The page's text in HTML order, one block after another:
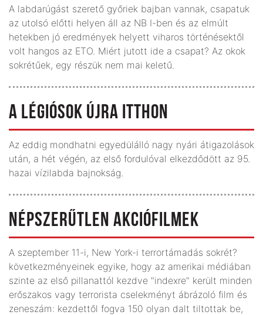
A labdarúgást szerető győriek bajban vannak, csapatuk
az utolsó előtti helyen áll az NB I-ben és az elmúlt
hetekben jó eredmények helyett viharos történésektől
volt hangos az ETO. Miért jutott ide a csapat? Az okok
sokrétűek, egy részük nem mai keletű.
A LÉGIÓSOK ÚJRA ITTHON
Az eddig mondhatni egyedülálló nagy nyári átigazolások
után, a hét végén, az első fordulóval elkezdődött az 95.
hazai vízilabda bajnokság.
NÉPSZERŰTLEN AKCIÓFILMEK
A szeptember 11-i, New York-i terrortámadás sokrét?
következményeinek egyike, hogy az amerikai médiában
szinte az első pillanattól kezdve "indexre" került minden
erőszakos vagy terrorista cselekményt ábrázoló film és
zeneszám: kezdettől fogva 150 olyan dalt tiltottak be,